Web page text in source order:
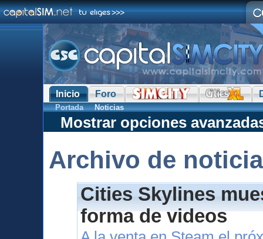
Inicio Foro
Portada Noticias
Mostrar opciones
Archivo de
Cities Skylines
forma de videos